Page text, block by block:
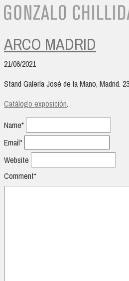
ARCO MADRID
21/06/2021
Stand Galería José de la Mano, Madrid.
Catálogo exposición.
Name*
Email*
Website
Comment*